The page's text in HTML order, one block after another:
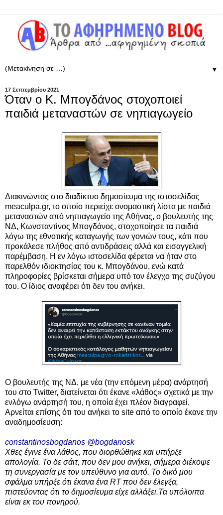
▼
17 Σεπτεμβρίου 2021
Όταν ο Κ. Μπογδάνος στοχοποιεί
παιδιά μεταναστών σε νηπιαγωγείο
Διακινώντας στο διαδίκτυο δημοσίευμα της ιστοσελίδας
meaculpa.gr, το οποίο περιείχε ονομαστική λίστα με παιδιά
μεταναστών από νηπιαγωγείο της Αθήνας, ο βουλευτής της
ΝΔ, Κωνσταντίνος Μπογδάνος, στοχοποίησε τα παιδιά
λόγω της εθνοτικής καταγωγής των γονιών τους, κάτι που
προκάλεσε πλήθος από αντιδράσεις αλλά και εισαγγελική
παρέμβαση. Η εν λόγω ιστοσελίδα φέρεται να ήταν στο
παρελθόν ιδιοκτησίας του κ. Μπογδάνου, ενώ κατά
πληροφορίες βρίσκεται σήμερα υπό τον έλεγχο της συζύγου
του. Ο ίδιος αναφέρει ότι δεν του ανήκει.
Ο βουλευτής της ΝΔ, με νέα (την επόμενη μέρα) ανάρτησή
του στο Twitter, διατείνεται ότι έκανε «λάθος» σχετικά με την
ενλόγω ανάρτησή του, η οποία έχει πλέον διαγραφεί.
Αρνείται επίσης ότι του ανήκει το site από το οποίο έκανε την
αναδημοσίευση:
constantinosbogdanos @bogdanosk
Χθες έγινε ένα λάθος, που διορθώθηκε και υπήρξε
απολογία. Το δε σάιτ, που δεν μου ανήκει, σήμερα διέκοψε
τη συνεργασία με τον υπεύθυνο για αυτό. Το δικό μου
σφάλμα υπήρξε ότι έκανα ένα RT που δεν έλεγξα,
πιστεύοντας ότι το δημοσίευμα είχε αλλάξει.Τα υπόλοιπα
είναι εκ του πονηρού.